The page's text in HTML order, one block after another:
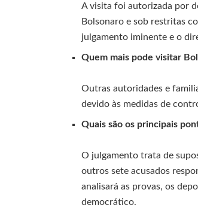
A visita foi autorizada por
Bolsonaro e sob restritas
julgamento iminente e o
Quem mais pode visitar
Outras autoridades e
devido às medidas de
Quais são os principais
O julgamento trata de
outros sete acusados
analisará as provas, os
democrático.